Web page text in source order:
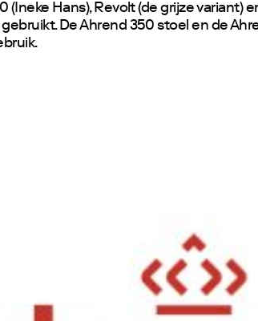
(Ineke Hans), Revolt (de grijze variant)
De Ahrend 350 stoel en de